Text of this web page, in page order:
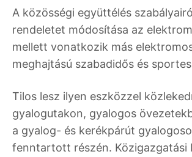
A közösségi együttélés
rendeletet módosítása az
mellett vonatkozik más
meghajtású szabadidős és
Tilos lesz ilyen eszközzel
gyalogutakon, gyalogos
a gyalog- és kerékpárút
fenntartott részén. Közigazgatási